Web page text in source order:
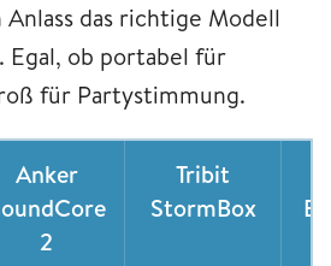
Anlass das richtige Modell
ob portabel für
für Partystimmung.
Anker
2
Tribit
StormBox